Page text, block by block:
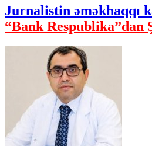
Jurnalistin əməkhaqqı
“Bank